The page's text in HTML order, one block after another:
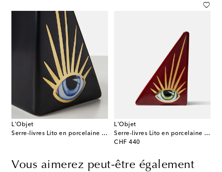
L'Objet
Serre-livres Lito en porcelaine plaquée or
L'Objet
Serre-livres Lito en porcelaine plaquée or
CHF 440
original price
Vous aimerez peut-être également